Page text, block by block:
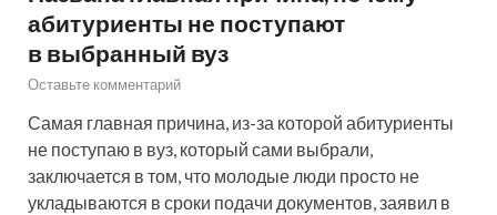
абитуриенты не поступают
в выбранный вуз
Оставьте комментарий
Самая главная причина, из-за которой абитуриенты
не поступаю в вуз, который сами выбрали,
заключается в том, что молодые люди просто не
укладываются в сроки подачи документов, заявил в